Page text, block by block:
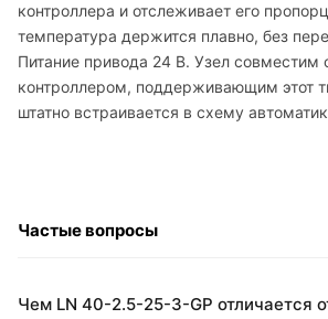
контроллера и отслеживает его
температура держится плавно, без
Питание привода 24 В. Узел
контроллером, поддерживающим этот
штатно встраивается в схему
Частые вопросы
Чем LN 40-2.5-25-3-GP отличается